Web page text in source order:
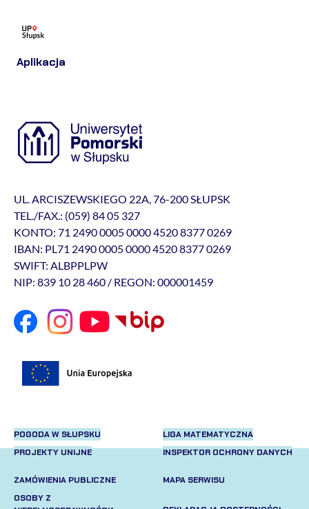
Aplikacja
UL. ARCISZEWSKIEGO 22A, 76-200 SŁUPSK
TEL./FAX.: (059) 84 05 327
KONTO: 71 2490 0005 0000 4520 8377 0269
IBAN: PL71 2490 0005 0000 4520 8377 0269
SWIFT: ALBPPLPW
NIP: 839 10 28 460 / REGON: 000001459
POGODA W SŁUPSKU
PROJEKTY UNIJNE
LIGA MATEMATYCZNA
INSPEKTOR OCHRONY DANYCH
ZAMÓWIENIA PUBLICZNE
OSOBY Z
MAPA SERWISU